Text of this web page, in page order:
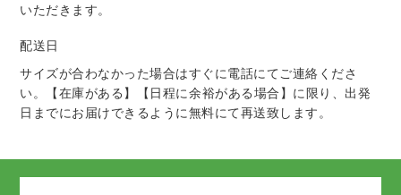
いただきます。
配送日
サイズが合わなかった場合はすぐに電話にてご連絡くださ
い。【在庫がある】【日程に余裕がある場合】に限り、出発
日までにお届けできるように無料にて再送致します。